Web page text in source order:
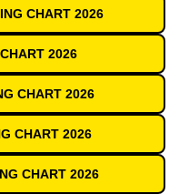
CHART 2026
2026
CHART 2026
CHART 2026
CHART 2026